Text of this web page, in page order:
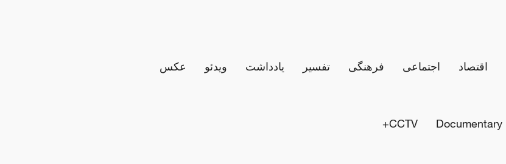
اقتصاد اجتماعی فرهنگی تفسیر یادداشت ویدئو عکس
Documentary
CCTV+